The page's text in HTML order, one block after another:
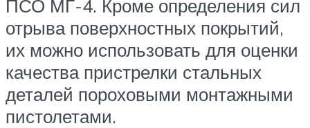
ПСО МГ-4. Кроме определения сил
отрыва поверхностных покрытий,
их можно использовать для оценки
качества пристрелки стальных
деталей пороховыми монтажными
пистолетами.